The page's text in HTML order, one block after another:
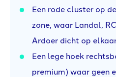
Een rode cluster op
zone, waar Landal,
Ardoer dicht op
Een lege hoek
premium) waar geen